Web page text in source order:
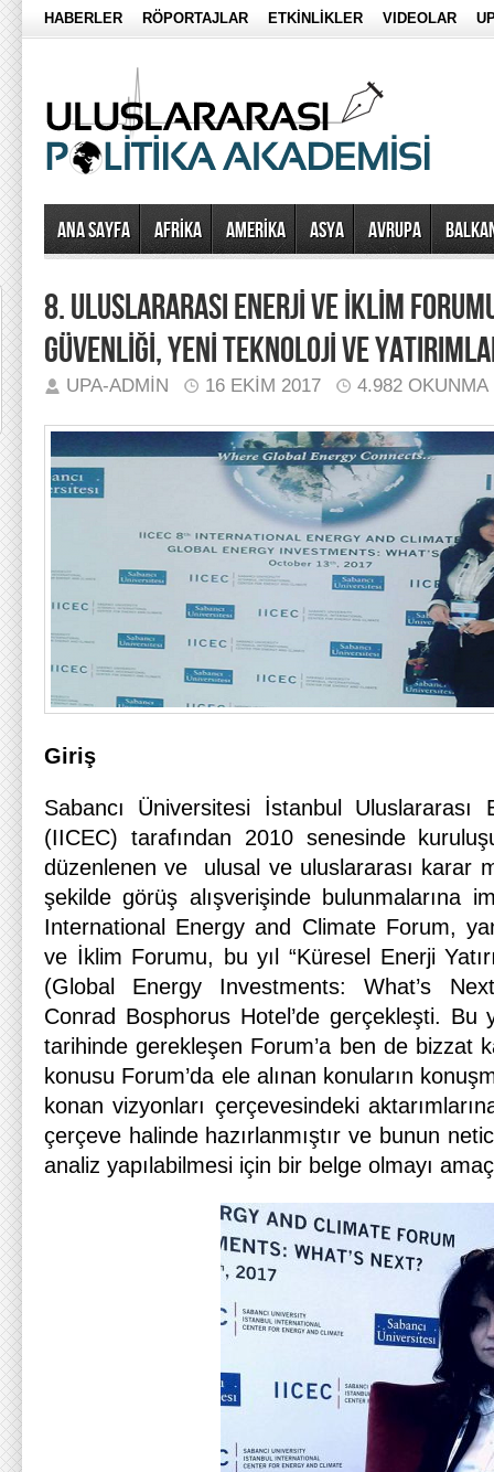
HABERLER RÖPORTAJLAR ETKİNLİKLER VIDEOLAR
Ana Sayfa AFRİKA AMERİKA ASYA AVRUPA
8. ULUSLARARASI ENERJİ VE İKLİM
GÜVENLİĞİ, YENİ TEKNOLOJİ VE
UPA-ADMIN 16 EKIM 2017 4.982 OKUNMA
Giriş
Sabancı Üniversitesi İstanbul
(IICEC) tarafından 2010 senesinde
düzenlenen ve ulusal ve uluslararası karar
şekilde görüş alışverişinde bulunmalarına
International Energy and Climate Forum,
ve İklim Forumu, bu yıl “Küresel Enerji
(Global Energy Investments: What’s
Conrad Bosphorus Hotel’de gerçekleşti. Bu
tarihinde gerekleşen Forum’a ben de bizzat
konusu Forum’da ele alınan konuların
konan vizyonları çerçevesindeki
çerçeve halinde hazırlanmıştır ve bunun
analiz yapılabilmesi için bir belge olmayı